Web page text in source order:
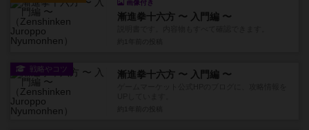
画像付き
漸進拳十六方 〜 入門編 〜
戦略やコツ 漸進拳十六方 〜 入門編 〜